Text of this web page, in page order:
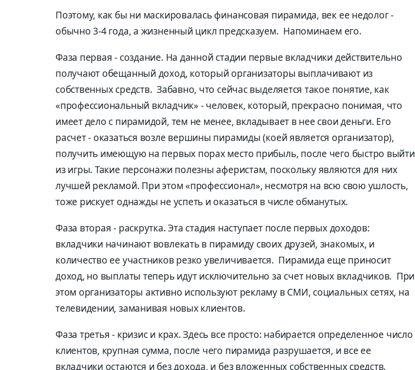
Поэтому, как бы ни маскировалась финансовая пирамида, век ее недолог -
обычно 3-4 года, а жизненный цикл предсказуем. Напоминаем его.
Фаза первая - создание. На данной стадии первые вкладчики действительно
получают обещанный доход, который организаторы выплачивают из
собственных средств. Забавно, что сейчас выделяется такое понятие, как
«профессиональный вкладчик» - человек, который, прекрасно понимая, что
имеет дело с пирамидой, тем не менее, вкладывает в нее свои деньги. Его
расчет - оказаться возле вершины пирамиды (коей является организатор),
получить имеющую на первых порах место прибыль, после чего быстро выйти
из игры. Такие персонажи полезны аферистам, поскольку являются для них
лучшей рекламой. При этом «профессионал», несмотря на всю свою ушлость,
тоже рискует однажды не успеть и оказаться в числе обманутых.
Фаза вторая - раскрутка. Эта стадия наступает после первых доходов:
вкладчики начинают вовлекать в пирамиду своих друзей, знакомых, и
количество ее участников резко увеличивается. Пирамида еще приносит
доход, но выплаты теперь идут исключительно за счет новых вкладчиков. При
этом организаторы активно используют рекламу в СМИ, социальных сетях, на
телевидении, заманивая новых клиентов.
Фаза третья - кризис и крах. Здесь все просто: набирается определенное число
клиентов, крупная сумма, после чего пирамида разрушается, и все ее
вкладчики остаются и без дохода, и без вложенных собственных средств.